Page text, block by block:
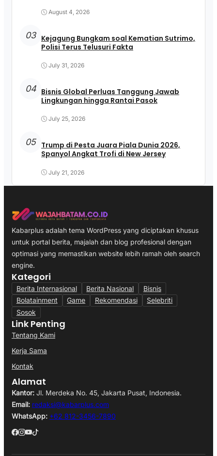
August 4, 2026
03 Kejagung Bungkam soal Kematian Sutrimo,
Polisi Terus Telusuri Fakta
July 31, 2026
04 Bisnis Global Perluas Tanggung Jawab
Lingkungan hingga Rantai Pasok
July 25, 2026
05 Trump di Pesta Juara Piala Dunia 2026,
Spanyol Angkat Trofi di New Jersey
July 21, 2026
Kabarplus adalah tema WordPress yang diciptakan khusus
untuk portal berita, majalah dan blog profesional dengan
optimasi yang memastikan website lebih ramah oleh search
engine.
Kategori
Berita Internasional Berita Nasional
Bisnis
Bolatainment
Game Rekomendasi
Selebriti
Sosok
Link Penting
Tentang Kami
Kerja Sama
Kontak
Alamat
Kantor: Jl. Merdeka No. 45, Jakarta Pusat, Indonesia.
Email: redaksi@kabarplus.com
WhatsApp: +62 812-3456-7890